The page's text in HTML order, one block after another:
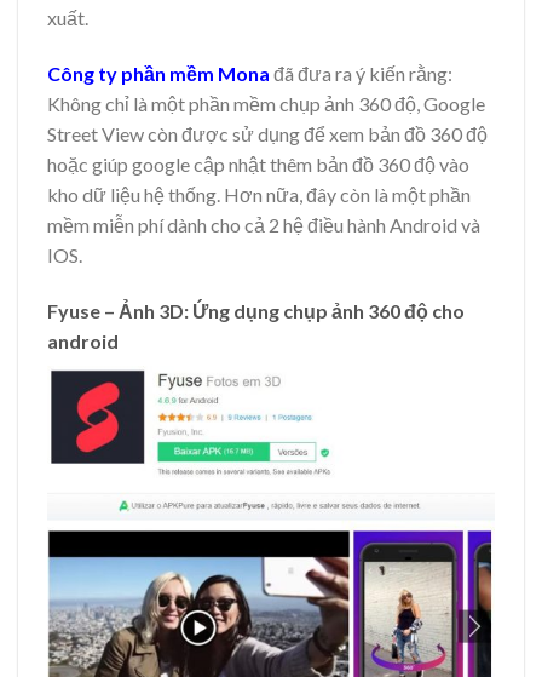
xuất.
Công ty phần mềm Mona đã đưa ra ý kiến rằng:
Không chỉ là một phần mềm chụp ảnh 360 độ, Google
Street View còn được sử dụng để xem bản đồ 360 độ
hoặc giúp google cập nhật thêm bản đồ 360 độ vào
kho dữ liệu hệ thống. Hơn nữa, đây còn là một phần
mềm miễn phí dành cho cả 2 hệ điều hành Android và
IOS.
Fyuse – Ảnh 3D: Ứng dụng chụp ảnh 360 độ cho
android